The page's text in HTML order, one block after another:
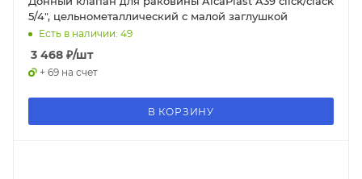
5/4", цельнометаллический с малой заглушкой
Есть в наличии: 49
3 468 ₽/шт
+ 69 на счет
В КОРЗИНУ